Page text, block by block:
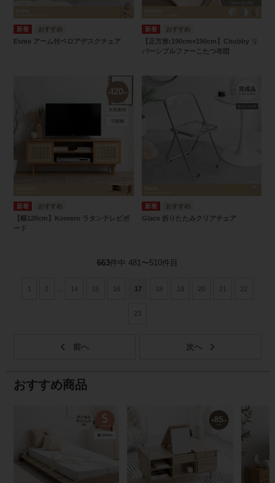
Esme アーム付ベロアデスクチェア
【正方形:190cm×190cm】Chubby リ
バーシブルファーこたつ布団
【幅120cm】Komero ラタンテレビボ
ード
Glace 折りたたみクリアチェア
663件中 481〜510件目
1 2 14 15 16 17 18 19 20 21 22
23
おすすめ商品